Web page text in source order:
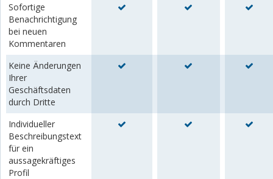
Sofortige
Benachrichtigung
bei neuen
Kommentaren
Keine Änderungen
Ihrer
Geschäftsdaten
durch Dritte
Individueller
Beschreibungstext
für ein
aussagekräftiges
Profil